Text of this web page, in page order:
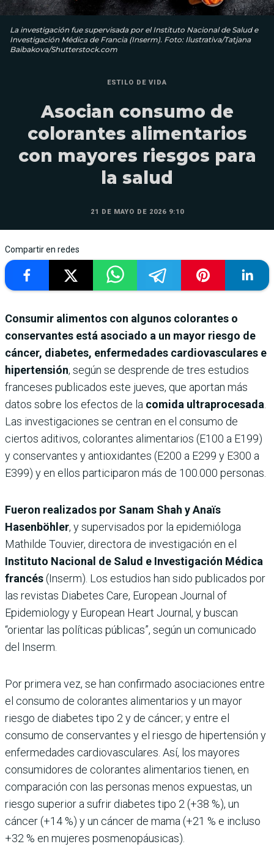
La investigación fue supervisada por el Instituto Nacional de Salud e
Investigación Médica de Francia (Inserm). Foto: Ilustrativa/Tatjana
Baibakova/Shutterstock.com
ESTILO DE VIDA
Asocian consumo de
colorantes alimentarios
con mayores riesgos para
la salud
21 DE MAYO DE 2026 9:10
Compartir en redes
Consumir alimentos con algunos colorantes o
conservantes está asociado a un mayor riesgo de
cáncer, diabetes, enfermedades cardiovasculares e
hipertensión, según se desprende de tres estudios
franceses publicados este jueves, que aportan más
datos sobre los efectos de la comida ultraprocesada
Las investigaciones se centran en el consumo de
ciertos aditivos, colorantes alimentarios (E100 a E199)
y conservantes y antioxidantes (E200 a E299 y E300 a
E399) y en ellos participaron más de 100.000 personas.
Fueron realizados por Sanam Shah y Anaïs
Hasenböhler, y supervisados por la epidemióloga
Mathilde Touvier, directora de investigación en el
Instituto Nacional de Salud e Investigación Médica
francés(Inserm). Los estudios han sido publicados por
las revistas Diabetes Care, European Journal of
Epidemiology y European Heart Journal, y buscan
“orientar las políticas públicas”, según un comunicado
del Inserm.
Por primera vez, se han confirmado asociaciones entre
el consumo de colorantes alimentarios y un mayor
riesgo de diabetes tipo 2 y de cáncer; y entre el
consumo de conservantes y el riesgo de hipertensión y
enfermedades cardiovasculares. Así, los mayores
consumidores de colorantes alimentarios tienen, en
comparación con las personas menos expuestas, un
riesgo superior a sufrir diabetes tipo 2 (+38 %), un
cáncer (+14 %) y un cáncer de mama (+21 % e incluso
+32 % en mujeres posmenopáusicas).